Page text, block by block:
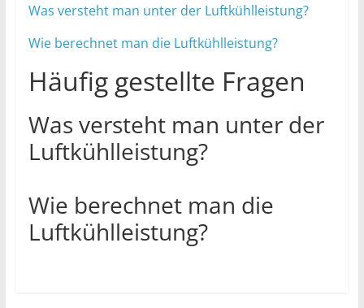
Was versteht man unter der Luftkühlleistung?
Wie berechnet man die Luftkühlleistung?
Häufig gestellte Fragen
Was versteht man unter der
Luftkühlleistung?
Wie berechnet man die
Luftkühlleistung?